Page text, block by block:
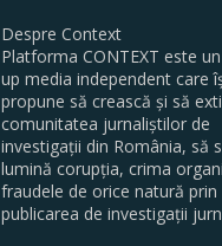
Despre Context
Platforma CONTEXT este
up media independent care
propune să crească și să
comunitatea jurnaliștilor de
investigații din România, să
lumină corupția, crima
fraudele de orice natură prin
publicarea de investigații